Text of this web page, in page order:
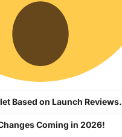
Based on Launch Reviews.
Coming in 2026!